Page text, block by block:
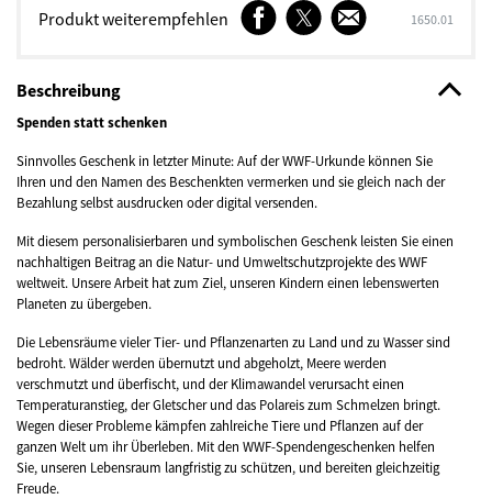
Produkt weiterempfehlen FacebookTwitterE-
Mail
SKU
1650.01
Beschreibung
Spenden statt schenken
Sinnvolles Geschenk in letzter Minute: Auf der WWF-Urkunde können Sie
Ihren und den Namen des Beschenkten vermerken und sie gleich nach der
Bezahlung selbst ausdrucken oder digital versenden.
Mit diesem personalisierbaren und symbolischen Geschenk leisten Sie einen
nachhaltigen Beitrag an die Natur- und Umweltschutzprojekte des WWF
weltweit. Unsere Arbeit hat zum Ziel, unseren Kindern einen lebenswerten
Planeten zu übergeben.
Die Lebensräume vieler Tier- und Pflanzenarten zu Land und zu Wasser sind
bedroht. Wälder werden übernutzt und abgeholzt, Meere werden
verschmutzt und überfischt, und der Klimawandel verursacht einen
Temperaturanstieg, der Gletscher und das Polareis zum Schmelzen bringt.
Wegen dieser Probleme kämpfen zahlreiche Tiere und Pflanzen auf der
ganzen Welt um ihr Überleben. Mit den WWF-Spendengeschenken helfen
Sie, unseren Lebensraum langfristig zu schützen, und bereiten gleichzeitig
Freude.